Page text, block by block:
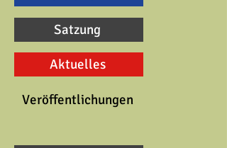
Satzung
Aktuelles
Veröffentlichungen